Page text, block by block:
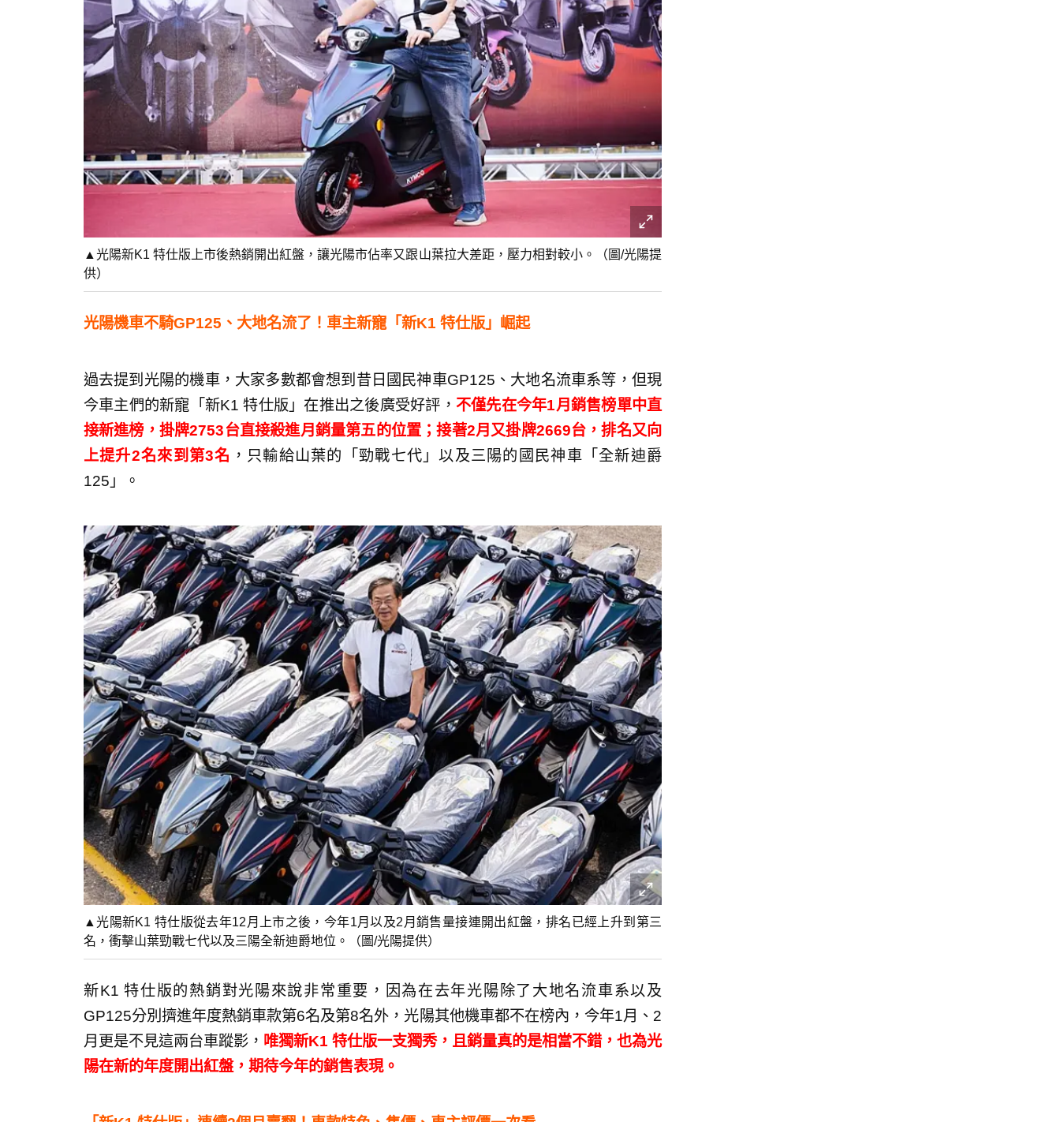
▲光陽新K1 特仕版上市後熱銷開出紅盤，讓光陽市佔率又跟山葉拉大差距，壓力相對較小。（圖/光陽提
供）
光陽機車不騎GP125、大地名流了！車主新寵「新K1 特仕版」崛起
過去提到光陽的機車，大家多數都會想到昔日國民神車GP125、大地名流車系等，但現
今車主們的新寵「新K1 特仕版」在推出之後廣受好評， 不僅先在今年1月銷售榜單中直
接新進榜，掛牌2753台直接殺進月銷量第五的位置；接著2月又掛牌2669台，排名又向
上提升2名來到第3名 ，只輸給山葉的「勁戰七代」以及三陽的國民神車「全新迪爵
125」。
▲光陽新K1 特仕版從去年12月上市之後，今年1月以及2月銷售量接連開出紅盤，排名已經上升到第三
名，衝擊山葉勁戰七代以及三陽全新迪爵地位。（圖/光陽提供）
新K1 特仕版的熱銷對光陽來說非常重要，因為在去年光陽除了大地名流車系以及
GP125分別擠進年度熱銷車款第6名及第8名外，光陽其他機車都不在榜內，今年1月、2
月更是不見這兩台車蹤影， 唯獨新K1 特仕版一支獨秀，且銷量真的是相當不錯，也為光
陽在新的年度開出紅盤，期待今年的銷售表現。